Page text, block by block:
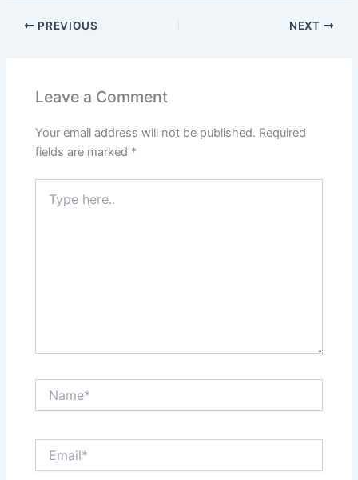
PREVIOUS NEXT
Leave a Comment
Your email address will not be published. Required
fields are marked *
here..